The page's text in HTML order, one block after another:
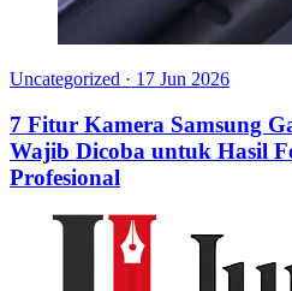
Uncategorized · 17 Jun 2026
7 Fitur Kamera Samsung
Wajib Dicoba untuk Hasil
Profesional